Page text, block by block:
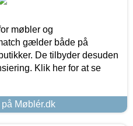
møbler og
gælder både på
De tilbyder desuden
Klik her for at se
Møblér.dk